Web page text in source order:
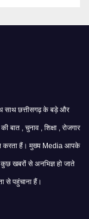
साथ छत्तीसगढ़ के बड़े और
, चुनाव , शिक्षा , रोजगार
करता हैं। मुख्य Media आपके
खबरों से अनभिज्ञ हो जाते
से पहुंचाना हैं।